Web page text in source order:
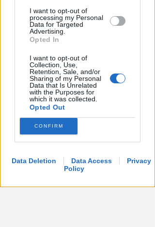
I want to opt-out of
processing my Personal
Data for Targeted
Advertising.
Opted In
I want to opt-out of
Collection, Use,
Retention, Sale, and/or
Sharing of my Personal
Data that Is Unrelated
with the Purposes for
which it was collected.
Opted Out
CONFIRM
Data Deletion Data Access
Privacy
Policy